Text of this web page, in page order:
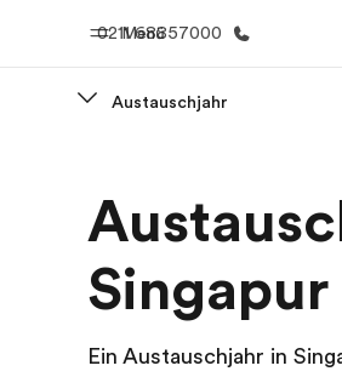
Menü
0211 68857000
Willkommen bei EF
Austauschjahr
Singapur
Ein Austauschjahr in